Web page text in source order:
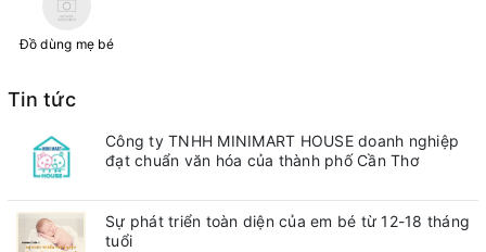
Đồ dùng mẹ bé
Tin tức
Công ty TNHH MINIMART HOUSE doanh nghiệp
đạt chuẩn văn hóa của thành phố Cần Thơ
Sự phát triển toàn diện của em bé từ 12-18 tháng
tuổi